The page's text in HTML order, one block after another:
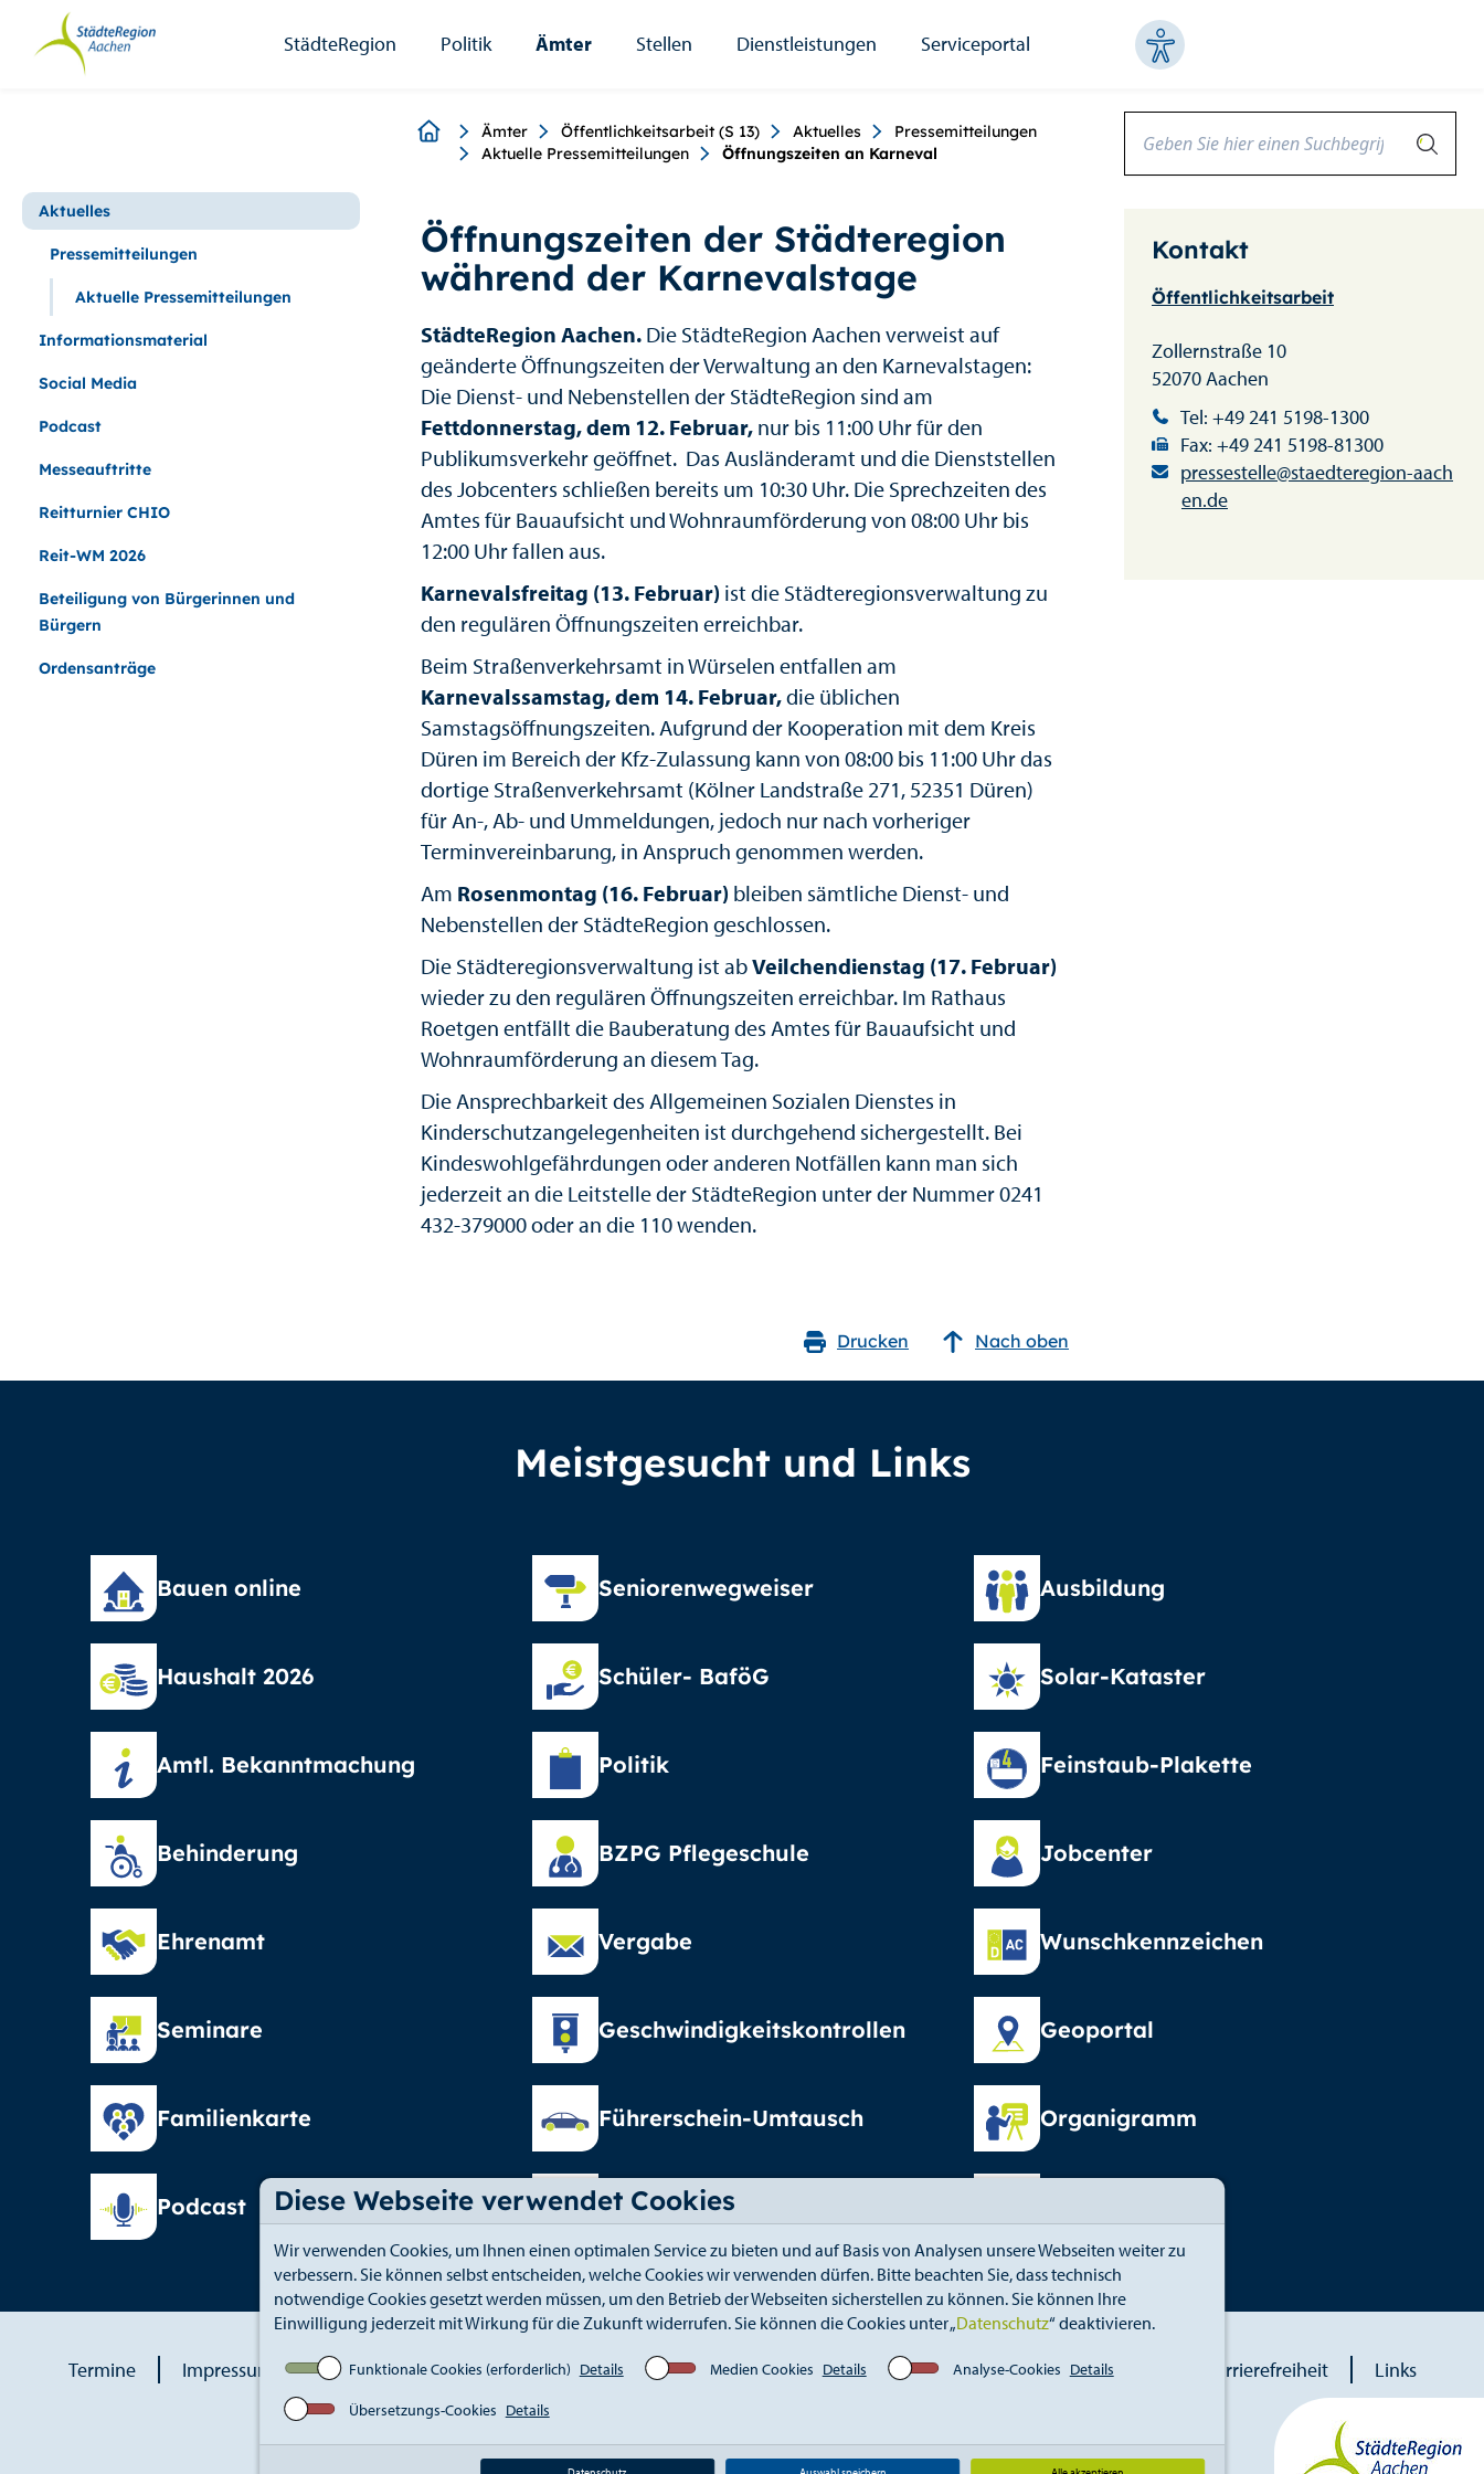
Diese Webseite verwendet Cookies
Wir verwenden Cookies, um Ihnen einen optimalen Service zu bieten und auf Basis von Analysen unsere Webseiten weiter zu
verbessern. Sie können selbst entscheiden, welche Cookies wir verwenden dürfen. Bitte beachten Sie, dass technisch
notwendige Cookies gesetzt werden müssen, um den Betrieb der Webseiten sicherstellen zu können. Sie können Ihre
Einwilligung jederzeit mit Wirkung für die Zukunft widerrufen. Sie können die Cookies unter „Datenschutz“ deaktivieren.
Funktionale Cookies (erforderlich) Details Medien Cookies Details Analyse-Cookies Details
Übersetzungs-Cookies Details
Seiteninhalt.
Hauptnavigation.
StädteRegion
StädteRegion Politik Ämter Stellen Dienstleistungen Serviceportal
Breadcrumb
Ämter Öffentlichkeitsarbeit (S 13) Aktuelles
Pressemitteilungen
Aktuelle Pressemitteilungen
Öffnungszeiten an Karneval
Aktuelles
Pressemitteilungen
Aktuelle Pressemitteilungen
Informationsmaterial
Social Media
Podcast
Messeauftritte
Reitturnier CHIO
Reit-WM 2026
Beteiligung von Bürgerinnen und
Bürgern
Ordensanträge
Öffnungszeiten der Städteregion
während der Karnevalstage
StädteRegion Aachen. Die StädteRegion Aachen verweist auf
geänderte Öffnungszeiten der Verwaltung an den Karnevalstagen:
Die Dienst- und Nebenstellen der StädteRegion sind am
Fettdonnerstag, dem 12. Februar, nur bis 11:00 Uhr für den
Publikumsverkehr geöffnet. Das Ausländeramt und die Dienststellen
des Jobcenters schließen bereits um 10:30 Uhr. Die Sprechzeiten des
Amtes für Bauaufsicht und Wohnraumförderung von 08:00 Uhr bis
12:00 Uhr fallen aus.
Karnevalsfreitag (13. Februar) ist die Städteregionsverwaltung zu
den regulären Öffnungszeiten erreichbar.
Beim Straßenverkehrsamt in Würselen entfallen am
Karnevalssamstag, dem 14. Februar,die üblichen
Samstagsöffnungszeiten. Aufgrund der Kooperation mit dem Kreis
Düren im Bereich der Kfz-Zulassung kann von 08:00 bis 11:00 Uhr das
dortige Straßenverkehrsamt (Kölner Landstraße 271, 52351 Düren)
für An-, Ab- und Ummeldungen, jedoch nur nach vorheriger
Terminvereinbarung, in Anspruch genommen werden.
Am Rosenmontag (16. Februar) bleiben sämtliche Dienst- und
Nebenstellen der StädteRegion geschlossen.
Die Städteregionsverwaltung ist abVeilchendienstag (17. Februar)
wieder zu den regulären Öffnungszeiten erreichbar. Im Rathaus
Roetgen entfällt die Bauberatung des Amtes für Bauaufsicht und
Wohnraumförderung an diesem Tag.
Die Ansprechbarkeit des Allgemeinen Sozialen Dienstes in
Kinderschutzangelegenheiten ist durchgehend sichergestellt. Bei
Kindeswohlgefährdungen oder anderen Notfällen kann man sich
jederzeit an die Leitstelle der StädteRegion unter der Nummer 0241
432-379000 oder an die 110 wenden.
Nach oben
Drucken
Kontakt
Öffentlichkeitsarbeit
Zollernstraße 10
52070 Aachen
Tel: +49 241 5198-1300
Fax: +49 241 5198-81300
pressestelle@staedteregion-aach
en.de
Meistgesucht und Links
Bauen online Seniorenwegweiser Ausbildung
Haushalt 2026 Schüler- BaföG Solar-Kataster
Amtl. Bekanntmachung Politik Feinstaub-Plakette
Behinderung BZPG Pflegeschule Jobcenter
Ehrenamt Vergabe Wunschkennzeichen
Seminare Geschwindigkeitskontrollen Geoportal
Familienkarte Führerschein-Umtausch Organigramm
Podcast Elterngeld
Termine Impressum Datenschutz Anfahrt Kontakt Elektronischer Zugang Whistleblower Erklärung zur Barrierefreiheit Links